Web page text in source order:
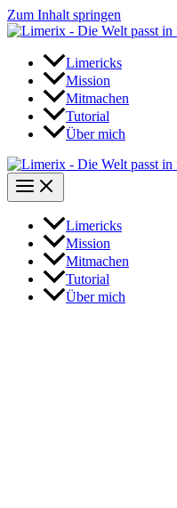
Zum Inhalt springen
Limericks
Mission
Mitmachen
Tutorial
Über mich
Limericks
Mission
Mitmachen
Tutorial
Über mich